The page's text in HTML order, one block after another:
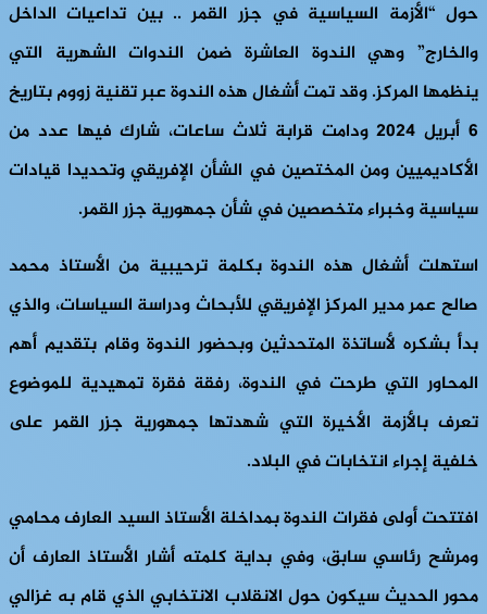
حول “الأزمة السياسية في جزر القمر .. بين تداعيات الداخل
والخارج” وهي الندوة العاشرة ضمن الندوات الشهرية التي
ينظمها المركز. وقد تمت أشغال هذه الندوة عبر تقنية زووم بتاريخ
6 أبريل 2024 ودامت قرابة ثلاث ساعات، شارك فيها عدد من
الأكاديميين ومن المختصين في الشأن الإفريقي وتحديدا قيادات
سياسية وخبراء متخصصين في شأن جمهورية جزر القمر.
استهلت أشغال هذه الندوة بكلمة ترحيبية من الأستاذ محمد
صالح عمر مدير المركز الإفريقي للأبحاث ودراسة السياسات، والذي
بدأ بشكره لأساتذة المتحدثين وبحضور الندوة وقام بتقديم أهم
المحاور التي طرحت في الندوة، رفقة فقرة تمهيدية للموضوع
تعرف بالأزمة الأخيرة التي شهدتها جمهورية جزر القمر على
خلفية إجراء انتخابات في البلاد.
افتتحت أولى فقرات الندوة بمداخلة الأستاذ السيد العارف محامي
ومرشح رئاسي سابق، وفي بداية كلمته أشار الأستاذ العارف أن
محور الحديث سيكون حول الانقلاب الانتخابي الذي قام به غزالي